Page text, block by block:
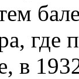
где
в